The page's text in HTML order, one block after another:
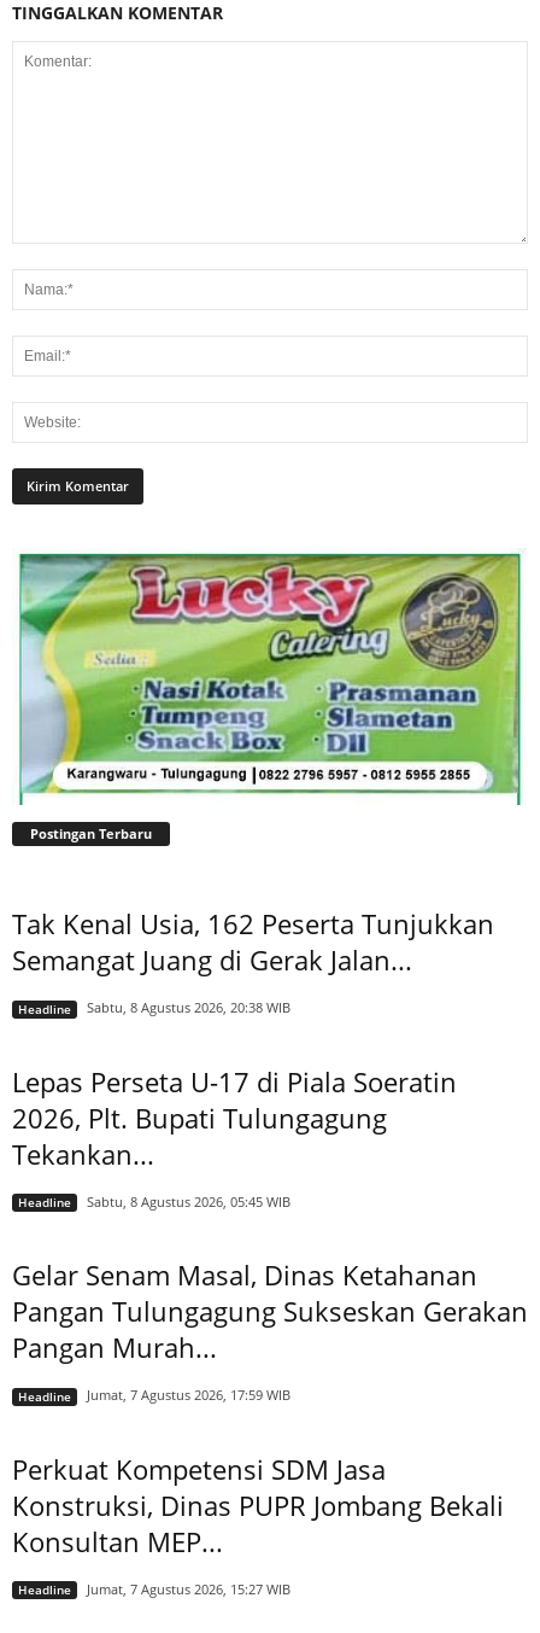
TINGGALKAN KOMENTAR
Postingan Terbaru
Tak Kenal Usia, 162 Peserta Tunjukkan
Semangat Juang di Gerak Jalan...
Headline Sabtu, 8 Agustus 2026, 20:38 WIB
Lepas Perseta U-17 di Piala Soeratin
2026, Plt. Bupati Tulungagung
Tekankan...
Headline Sabtu, 8 Agustus 2026, 05:45 WIB
Gelar Senam Masal, Dinas Ketahanan
Pangan Tulungagung Sukseskan Gerakan
Pangan Murah...
Headline Jumat, 7 Agustus 2026, 17:59 WIB
Perkuat Kompetensi SDM Jasa
Konstruksi, Dinas PUPR Jombang Bekali
Konsultan MEP...
Headline Jumat, 7 Agustus 2026, 15:27 WIB